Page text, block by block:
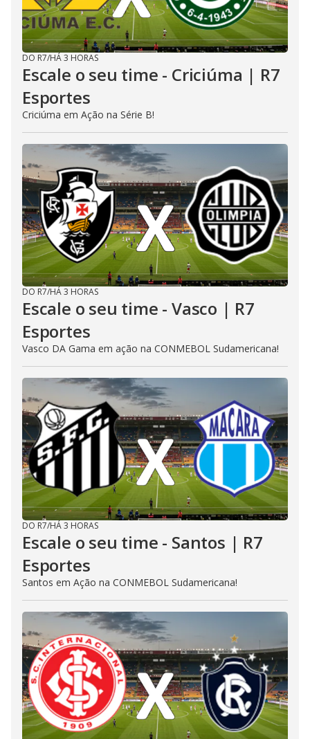
DO R7/HÁ 3 HORAS
Escale o seu time - Criciúma | R7
Esportes
Criciúma em Ação na Série B!
DO R7/HÁ 3 HORAS
Escale o seu time - Vasco | R7
Esportes
Vasco DA Gama em ação na CONMEBOL Sudamericana!
DO R7/HÁ 3 HORAS
Escale o seu time - Santos | R7
Esportes
Santos em Ação na CONMEBOL Sudamericana!